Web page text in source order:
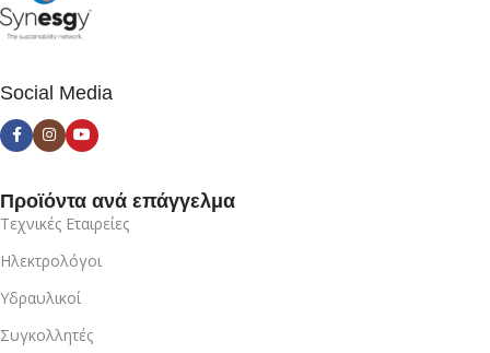
Social Media
Προϊόντα ανά επάγγελμα
Τεχνικές Εταιρείες
Ηλεκτρολόγοι
Υδραυλικοί
Συγκολλητές